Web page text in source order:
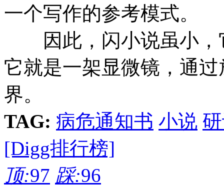
一个写作的参考模式。
因此，闪小说虽小，
它就是一架显微镜，通
界。
TAG: 病危通知书 小说
[Digg排行榜]
顶:97 踩:96